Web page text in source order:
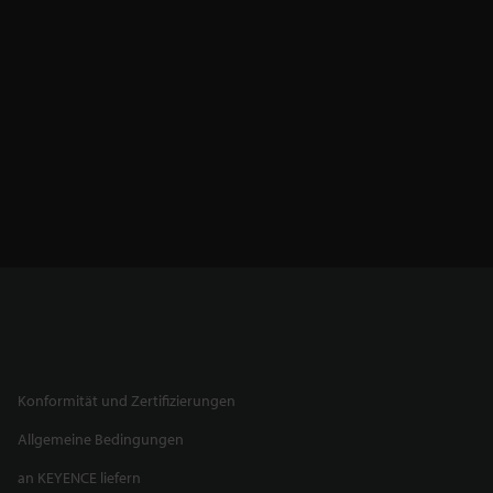
Konformität und Zertifizierungen
Allgemeine Bedingungen
an KEYENCE liefern